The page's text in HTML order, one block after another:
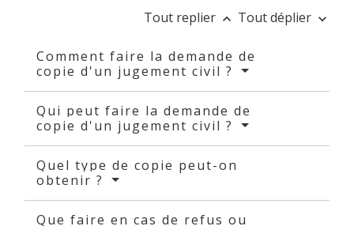
Tout replier keyboard_arrow_up Tout déplier keyboard_arrow_down
Comment faire la demande de
copie d'un jugement civil ?
Qui peut faire la demande de
copie d'un jugement civil ?
Quel type de copie peut-on
obtenir ?
Que faire en cas de refus ou